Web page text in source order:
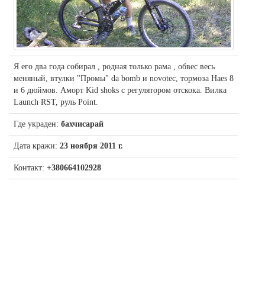
Я его два года собирал , родная только рама , обвес весь
меняный, втулки "Промы" da bomb и novotec, тормоза Haes 8
и 6 дюймов. Аморт Kid shoks с регулятором отскока. Вилка
Launch RST, руль Point.
Где украден: бахчисарай
Дата кражи: 23 ноября 2011 г.
Контакт: +380664102928